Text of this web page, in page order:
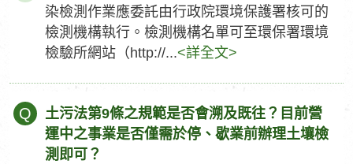
染檢測作業應委託由行政院環境保護署核可的
檢測機構執行。檢測機構名單可至環保署環境
檢驗所網站（http://...<詳全文>
Q
土污法第9條之規範是否會溯及既往？目前營
運中之事業是否僅需於停、歇業前辦理土壤檢
測即可？